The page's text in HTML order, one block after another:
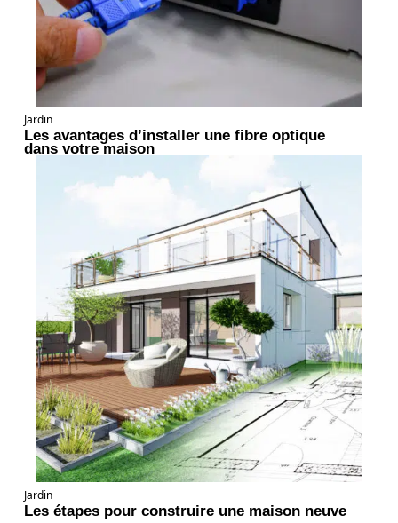
Jardin
Les avantages d’installer une fibre optique
dans votre maison
Jardin
Les étapes pour construire une maison neuve